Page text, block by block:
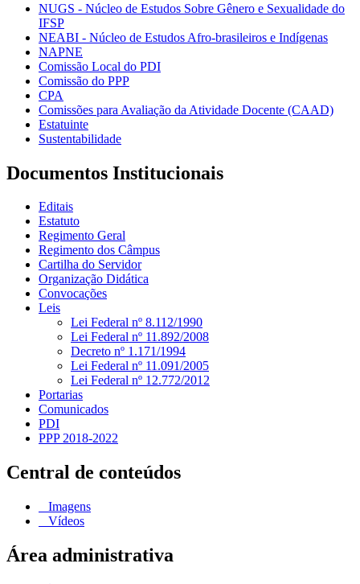
NUGS - Núcleo de Estudos Sobre Gênero e Sexualidade do
IFSP
NEABI - Núcleo de Estudos Afro-brasileiros e Indígenas
NAPNE
Comissão Local do PDI
Comissão do PPP
CPA
Comissões para Avaliação da Atividade Docente (CAAD)
Estatuinte
Sustentabilidade
Documentos Institucionais
Editais
Estatuto
Regimento Geral
Regimento dos Câmpus
Cartilha do Servidor
Organização Didática
Convocações
Leis
Lei Federal nº 8.112/1990
Lei Federal nº 11.892/2008
Decreto nº 1.171/1994
Lei Federal nº 11.091/2005
Lei Federal nº 12.772/2012
Portarias
Comunicados
PDI
PPP 2018-2022
Central de conteúdos
Imagens
Vídeos
Área administrativa